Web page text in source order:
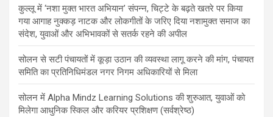
कुल्लू में ‘नशा मुक्त भारत अभियान’ संपन्न, चिट्टे के बढ़ते खतरे पर किया
गया आगाह नुक्कड़ नाटक और लोकगीतों के जरिए दिया नशामुक्त समाज का
संदेश, युवाओं और अभिभावकों से सतर्क रहने की अपील
सोलन से सटी पंचायतों में कूड़ा उठान की व्यवस्था लागू करने की मांग, पंचायत
समिति का प्रतिनिधिमंडल नगर निगम अधिकारियों से मिला
सोलन में Alpha Mindz Learning Solutions की शुरुआत, युवाओं को
मिलेगा आधुनिक स्किल और करियर प्रशिक्षण (सर्वश्रेष्ठ)